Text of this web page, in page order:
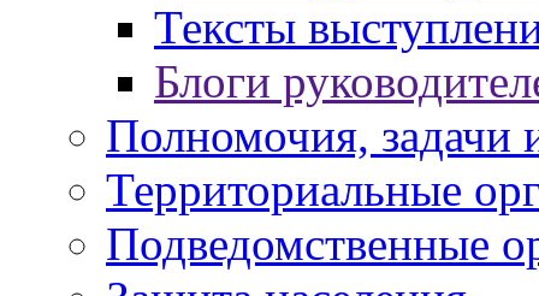
Тексты
Блоги
Полномочия, задачи
Территориальные
Подведомственные